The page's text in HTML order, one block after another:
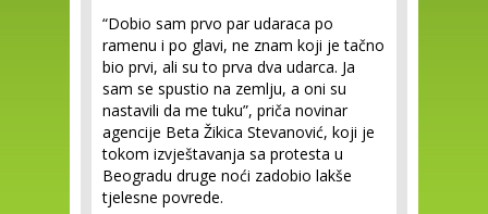
“Dobio sam prvo par udaraca po
ramenu i po glavi, ne znam koji je tačno
bio prvi, ali su to prva dva udarca. Ja
sam se spustio na zemlju, a oni su
nastavili da me tuku”, priča novinar
agencije Beta Žikica Stevanović, koji je
tokom izvještavanja sa protesta u
Beogradu druge noći zadobio lakše
tjelesne povrede.